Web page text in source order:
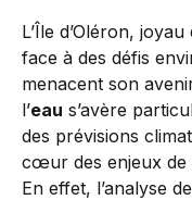
L’Île d’Oléron,
face à des défis
menacent son
l’eau s’avère
des prévisions
cœur des enjeux de
En effet, l’analyse